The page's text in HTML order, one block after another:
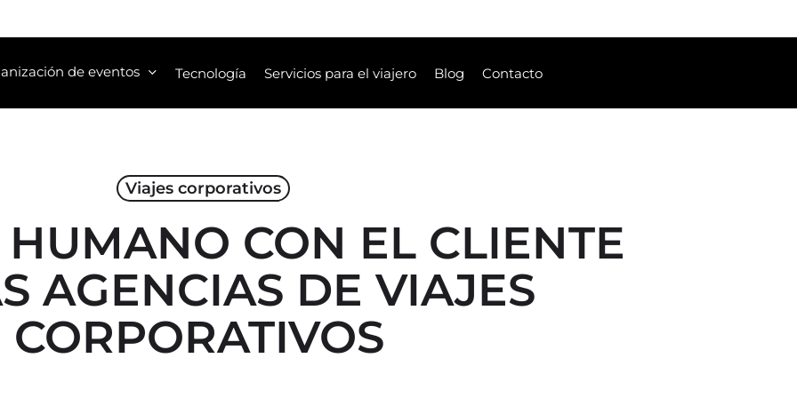
de eventos Tecnología Servicios para el viajero Blog Contacto
Viajes corporativos
HUMANO CON EL CLIENTE
AGENCIAS DE VIAJES
CORPORATIVOS